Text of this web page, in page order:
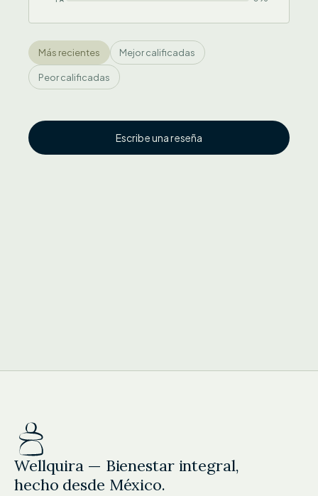
Más recientes Mejor calificadas
Peor calificadas
Escribe una reseña
Wellquira — Bienestar integral,
hecho desde México.